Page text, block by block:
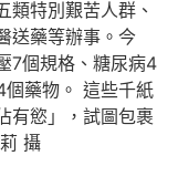
類特別艱苦人群、
送藥等辦事。今
7個規格、糖尿病4
藥物。 這些千紙
有慾」，試圖包裹
攝